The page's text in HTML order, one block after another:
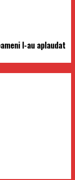
l-au aplaudat